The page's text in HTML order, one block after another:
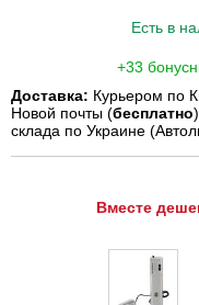
Есть в
+33
Доставка: Курьером по
Новой почты (бесплатно
склада по Украине
Вместе